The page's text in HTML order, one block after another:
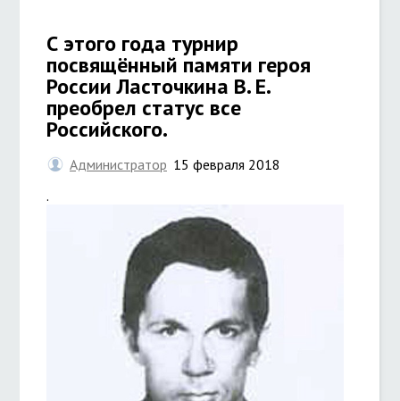
С этого года турнир
посвящённый памяти героя
России Ласточкина В. Е.
преобрел статус все
Российского.
Администратор 15 февраля 2018
.